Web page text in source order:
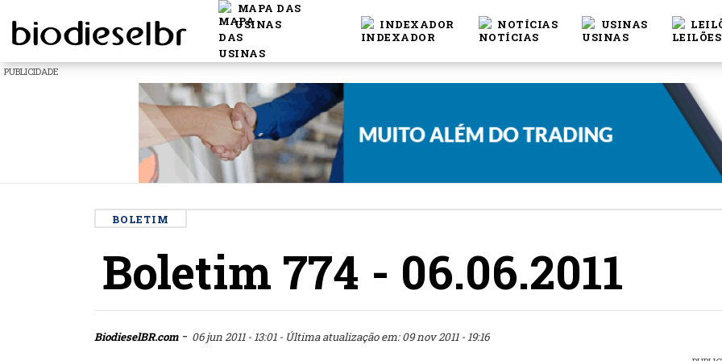
MAPA DAS
USINAS
INDEXADOR NOTÍCIAS USINAS
PUBLICIDADE
BOLETIM
Boletim 774 - 06.06.2011
BiodieselBR.com- 06 jun 2011 - 13:01 - Última atualização em: 09 nov 2011 - 19:16